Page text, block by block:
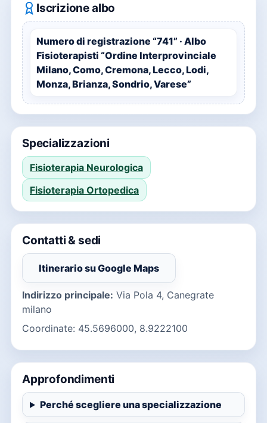
Iscrizione albo
Numero di registrazione “741” · Albo
Fisioterapisti “Ordine Interprovinciale
Milano, Como, Cremona, Lecco, Lodi,
Monza, Brianza, Sondrio, Varese”
Specializzazioni
Fisioterapia Neurologica
Fisioterapia Ortopedica
Contatti & sedi
Itinerario su Google Maps
(si apre in una nuova finestra)
Indirizzo principale: Via Pola 4, Canegrate
milano
Coordinate: 45.5696000, 8.9222100
Approfondimenti
Perché scegliere una specializzazione